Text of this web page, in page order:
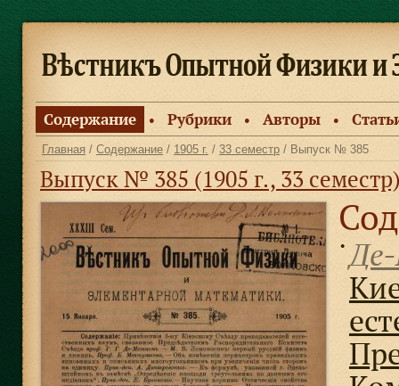
Содержание ● Рубрики ● Авторы ●
Главная / Содержание / 1905 г. / 33 семестр / Выпуск № 385
Выпуск № 385 (1905 г., 33
●